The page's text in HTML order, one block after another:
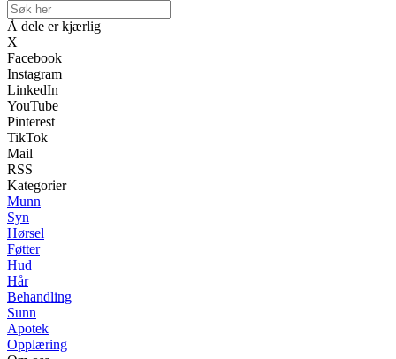
Å dele er kjærlig
X
Facebook
Instagram
LinkedIn
YouTube
Pinterest
TikTok
Mail
RSS
Kategorier
Munn
Syn
Hørsel
Føtter
Hud
Hår
Behandling
Sunn
Apotek
Opplæring